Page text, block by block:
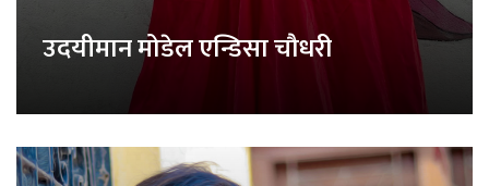
उदयीमान मोडेल एन्डिसा चौधरी